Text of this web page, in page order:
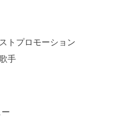
トプロモーション
手